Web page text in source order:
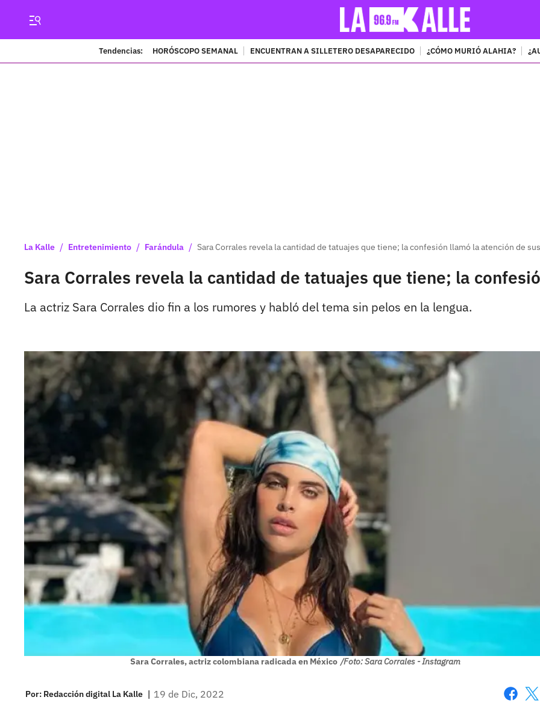
Tendencias: HORÓSCOPO SEMANAL ENCUENTRAN A SILLETERO DESAPARECIDO ¿CÓMO MURIÓ ALAHIA?
La Kalle / Entretenimiento / Farándula / Sara Corrales revela la cantidad de tatuajes que tiene; la confesión llamó la atención de
Sara Corrales revela la cantidad de tatuajes que tiene; la
La actriz Sara Corrales dio fin a los rumores y habló del tema sin pelos en la lengua.
Sara Corrales, actriz colombiana radicada en México /Foto: Sara Corrales - Instagram
Por: Redacción digital La Kalle | 19 de Dic, 2022